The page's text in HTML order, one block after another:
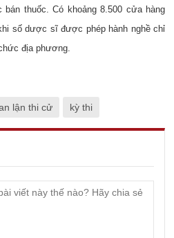
thuốc. Có khoảng 8.500 cửa hàng
số dược sĩ được phép hành nghề chỉ
địa phương.
lận thi cử kỳ thi